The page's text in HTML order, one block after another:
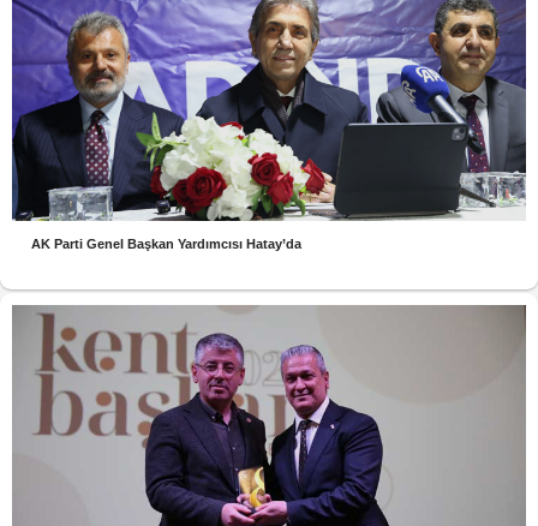
AK Parti Genel Başkan Yardımcısı Hatay’da